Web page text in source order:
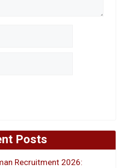
Posts
Recruitment 2026: